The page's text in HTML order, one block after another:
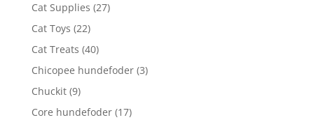
Cat Supplies (27)
Cat Toys (22)
Cat Treats (40)
Chicopee hundefoder (3)
Chuckit (9)
Core hundefoder (17)